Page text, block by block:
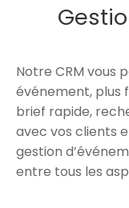
Notre CRM vous
événement, plus
brief rapide,
avec vos clients
gestion
entre tous les